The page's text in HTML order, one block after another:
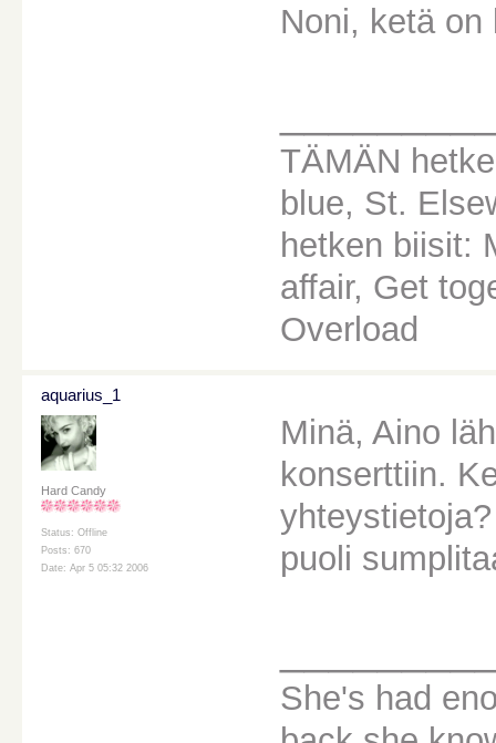
Noni, ketä on
TÄMÄN
blue, St.
hetken biisit:
affair, Get
Overload
aquarius_1
Hard Candy
Status: Offline
Posts: 670
Date: Apr 5 05:32 2006
Minä, Aino
konserttiin.
puoli
She's had